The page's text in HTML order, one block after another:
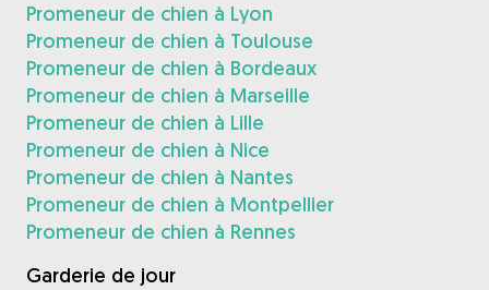
Promeneur de chien à Lyon
Promeneur de chien à Toulouse
Promeneur de chien à Bordeaux
Promeneur de chien à Marseille
Promeneur de chien à Lille
Promeneur de chien à Nice
Promeneur de chien à Nantes
Promeneur de chien à Montpellier
Promeneur de chien à Rennes
Garderie de jour